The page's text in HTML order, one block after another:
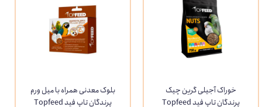
خوراک آجیلی گرین چیک
پرندگان تاپ فید Topfeed
بلوک معدنی همراه با میل ورم
پرندگان تاپ فید Topfeed